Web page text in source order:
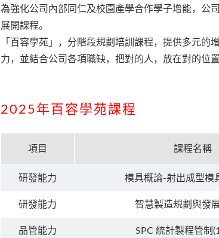
為強化公司內部同仁及校園產學合作學子增能，公
展開課程。
「百容學苑」，分階段規劃培訓課程，提供多元
力，並結合公司各項職缺，把對的人，放在對的位
2025年百容學苑課程
項目 課程名稱
研發能力 模具概論-射出成型模
研發能力 智慧製造規劃與發
品管能力 SPC 統計製程管制